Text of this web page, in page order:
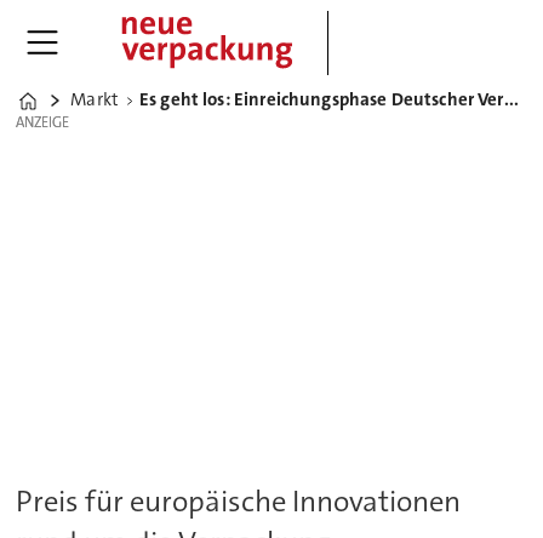
Home
Markt Es geht los: Einreichungsphase Deutscher Verpackungspreis 2024 gestartet
ANZEIGE
ANZEIGE
Preis für europäische Innovationen